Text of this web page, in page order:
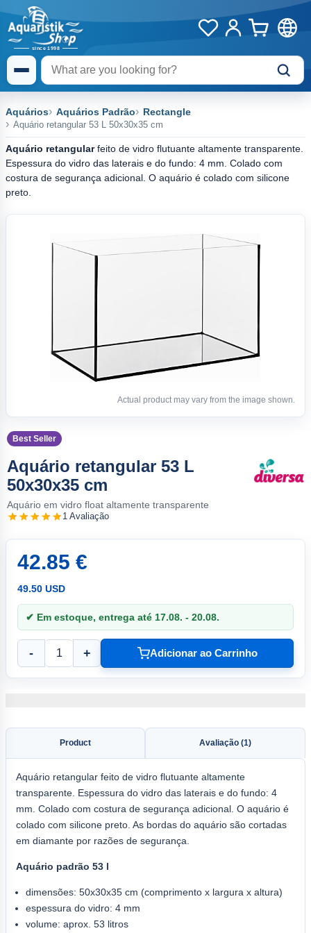
Aquários Aquários Padrão Rectangle
Aquário retangular 53 L 50x30x35 cm
Aquário retangularfeito de vidro flutuante altamente transparente.
Espessura do vidro das laterais e do fundo: 4 mm. Colado com
costura de segurança adicional. O aquário é colado com silicone
preto.
Actual product may vary from the image shown.
Best Seller
Aquário retangular 53 L
50x30x35 cm
Aquário em vidro float altamente transparente
1 Avaliação
42.85 €
49.50 USD
✔ Em estoque, entrega até 17.08. - 20.08.
- + Adicionar ao Carrinho
Product Avaliação (1)
Aquário retangular feito de vidro flutuante altamente
transparente. Espessura do vidro das laterais e do fundo: 4
mm. Colado com costura de segurança adicional. O aquário é
colado com silicone preto. As bordas do aquário são cortadas
em diamante por razões de segurança.
Aquário padrão 53 l
dimensões: 50x30x35 cm (comprimento x largura x altura)
espessura do vidro: 4 mm
volume: aprox. 53 litros